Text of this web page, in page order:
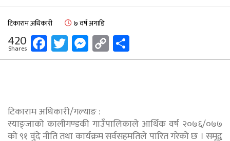
टिकाराम अधिकारी ७ वर्ष अगाडि
420
Shares Facebook
Twitter
Messenger
Copy
Link
टिकाराम अधिकारी/गल्याङ :
स्याङ्जाको कालीगण्डकी गाउँपालिकाले आर्थिक वर्ष २०७६/०७७
को ९१ वुंदे नीति तथा कार्यक्रम सर्वसहमतिले पारित गरेको छ । समृद्व